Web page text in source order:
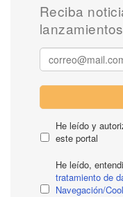
Reciba
lanzamientos
He leído y
este portal
He leído,
tratamiento de
Navegación/